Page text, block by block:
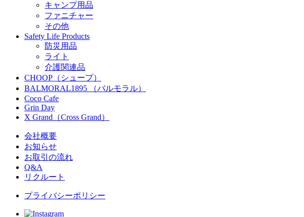
キャンプ用品
ファニチャー
その他
Safety Life Products
防災用品
ライト
介護関連品
CHOOP（シュープ）
BALMORAL1895 （バルモラル）
Coco Cafe
Grin Day
X Grand（Cross Grand）
会社概要
お知らせ
お取引の流れ
Q&A
リクルート
プライバシーポリシー